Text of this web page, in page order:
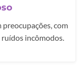
com
incômodos.